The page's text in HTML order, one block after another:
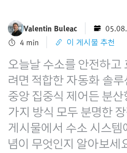
Valentin Buleac
4 min
이 게시물 추천
오늘날 수소를 안전하고
려면 적합한 자동화 솔
중앙 집중식 제어든 분
가지 방식 모두 분명한
게시물에서 수소 시스템
념이 무엇인지 알아보세